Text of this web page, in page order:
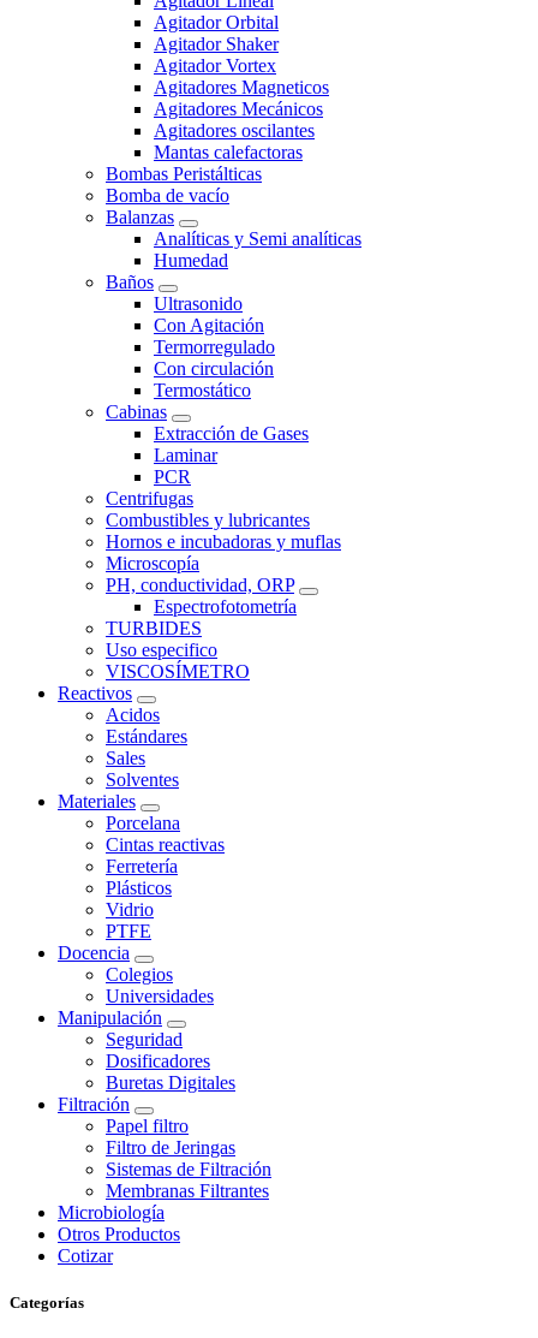
Agitador Orbital
Agitador Shaker
Agitador Vortex
Agitadores Magneticos
Agitadores Mecánicos
Agitadores oscilantes
Mantas calefactoras
Bombas Peristálticas
Bomba de vacío
Balanzas
Analíticas y Semi analíticas
Humedad
Baños
Ultrasonido
Con Agitación
Termorregulado
Con circulación
Termostático
Cabinas
Extracción de Gases
Laminar
PCR
Centrifugas
Combustibles y lubricantes
Hornos e incubadoras y muflas
Microscopía
PH, conductividad, ORP
Espectrofotometría
TURBIDES
Uso especifico
VISCOSÍMETRO
Reactivos
Acidos
Estándares
Sales
Solventes
Materiales
Porcelana
Cintas reactivas
Ferretería
Plásticos
Vidrio
PTFE
Docencia
Colegios
Universidades
Manipulación
Seguridad
Dosificadores
Buretas Digitales
Filtración
Papel filtro
Filtro de Jeringas
Sistemas de Filtración
Membranas Filtrantes
Microbiología
Otros Productos
Cotizar
Categorías